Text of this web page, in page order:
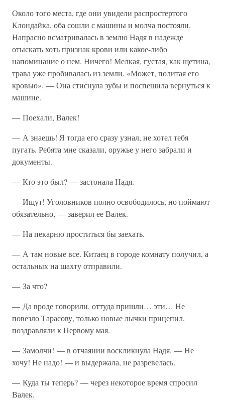
Около того места, где они увидели распростертого
Клондайка, оба сошли с машины и молча постояли.
Напрасно всматривалась в землю Надя в надежде
отыскать хоть признак крови или какое-либо
напоминание о нем. Ничего! Мелкая, густая, как щетина,
трава уже пробивалась из земли. «Может, политая его
кровью». — Она стиснула зубы и поспешила вернуться к
машине.
— Поехали, Валек!
— А знаешь! Я тогда его сразу узнал, не хотел тебя
пугать. Ребята мне сказали, оружье у него забрали и
документы.
— Кто это был? — застонала Надя.
— Ищут! Уголовников полно освободилось, но поймают
обязательно, — заверил ее Валек.
— На пекарню проститься бы заехать.
— А там новые все. Китаец в городе комнату получил, а
остальных на шахту отправили.
— За что?
— Да вроде говорили, оттуда пришли… эти… Не
повезло Тарасову, только новые лычки прицепил,
поздравляли к Первому мая.
— Замолчи! — в отчаянии воскликнула Надя. — Не
хочу! Не надо! — и выдержала, не разревелась.
— Куда ты теперь? — через некоторое время спросил
Валек.